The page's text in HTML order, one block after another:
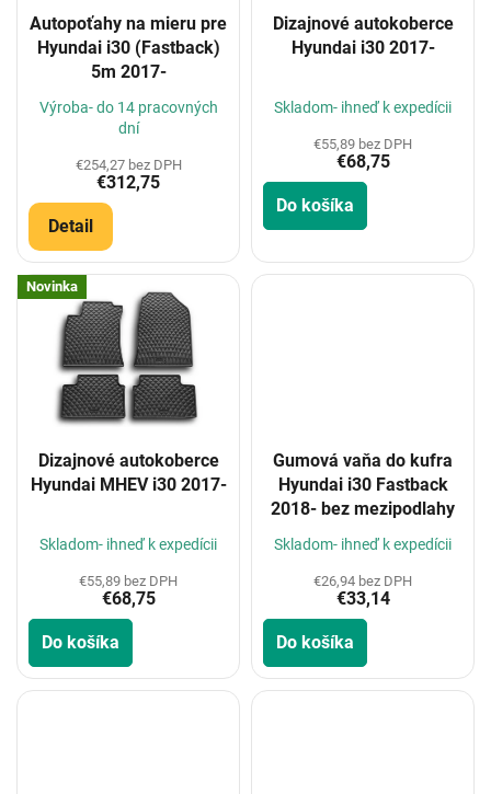
Autopoťahy na mieru pre
Hyundai i30 (Fastback)
5m 2017-
Výroba- do 14 pracovných
dní
€254,27 bez DPH
€312,75
Detail
Dizajnové autokoberce
Hyundai i30 2017-
Skladom- ihneď k expedícii
€55,89 bez DPH
€68,75
Do košíka
Novinka
Dizajnové autokoberce
Hyundai MHEV i30 2017-
Skladom- ihneď k expedícii
€55,89 bez DPH
€68,75
Do košíka
Gumová vaňa do kufra
Hyundai i30 Fastback
2018- bez mezipodlahy
Skladom- ihneď k expedícii
€26,94 bez DPH
€33,14
Do košíka